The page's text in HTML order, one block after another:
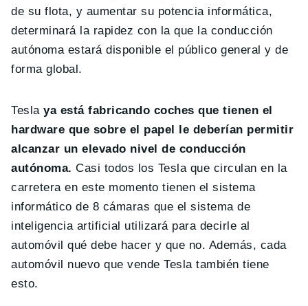
de su flota, y aumentar su potencia informática,
determinará la rapidez con la que la conducción
autónoma estará disponible el público general y de
forma global.
Teslaya está fabricando coches que tienen el
hardware que sobre el papel le deberían permitir
alcanzar un elevado nivel de conducción
autónoma. Casi todos los Tesla que circulan en la
carretera en este momento tienen el sistema
informático de 8 cámaras que el sistema de
inteligencia artificial utilizará para decirle al
automóvil qué debe hacer y que no. Además, cada
automóvil nuevo que vende Tesla también tiene
esto.